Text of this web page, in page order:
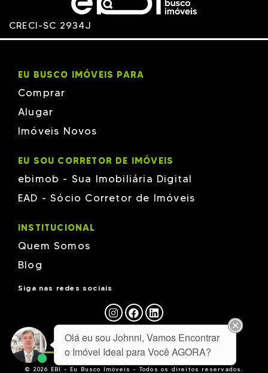
CRECI-SC 2934J
EU BUSCO IMÓVEIS PARA
Comprar
Alugar
Imóveis Novos
EU SOU CORRETOR DE IMÓVEIS
ebimob - Sua Imobiliária Digital
EAD - Sócio Corretor de Imóveis
INSTITUCIONAL
Quem Somos
Blog
Siga nas redes sociais
© 2026 EBI - Eu Busco Imóveis - Todos os direitos reservados.
Olá eu sou Johnni, Vamos Encontrar
o Imóvel Ideal para Você AGORA?